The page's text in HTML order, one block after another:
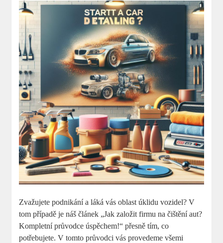
Zvažujete podnikání a láká vás oblast úklidu vozidel? V
tom případě je náš článek „Jak založit firmu na čištění aut?
Kompletní průvodce úspěchem!“ přesně tím, co
potřebujete. V tomto průvodci vás provedeme všemi